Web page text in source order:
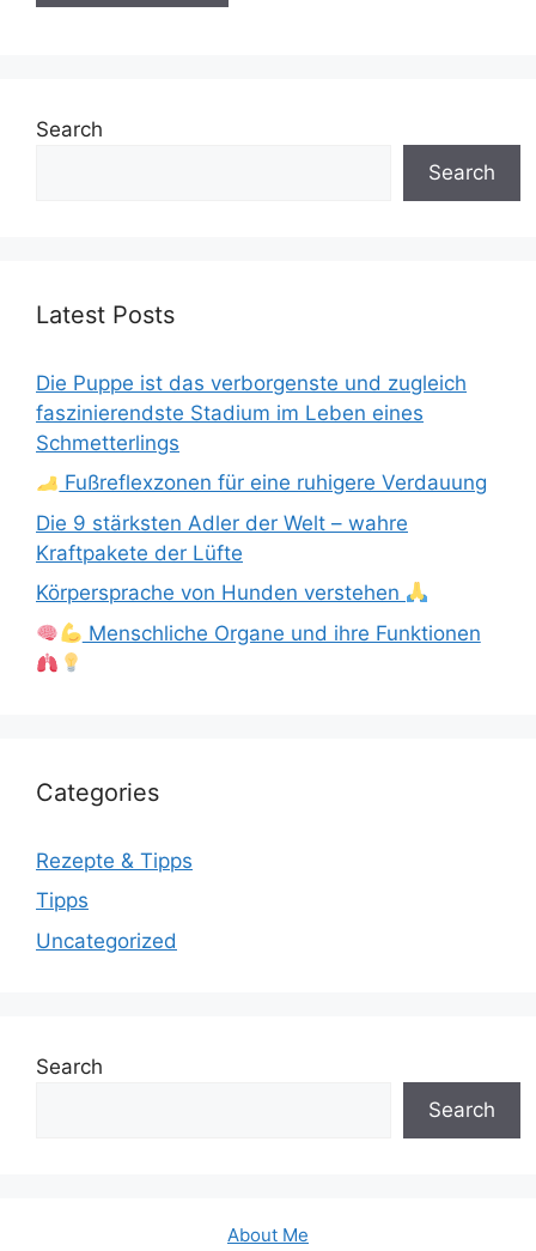
Search
Search
Latest Posts
Die Puppe ist das verborgenste und zugleich
faszinierendste Stadium im Leben eines
Schmetterlings
Fußreflexzonen für eine ruhigere Verdauung
Die 9 stärksten Adler der Welt – wahre
Kraftpakete der Lüfte
Körpersprache von Hunden verstehen
Menschliche Organe und ihre Funktionen
Categories
Rezepte & Tipps
Tipps
Uncategorized
Search
Search
About Me